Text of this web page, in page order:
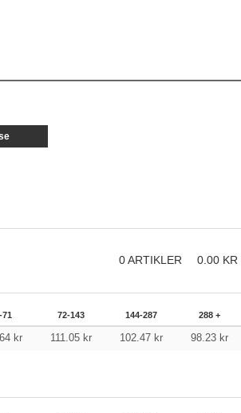
0ARTIKLER 0.00 KR
71 72-143 144-287 288 +
kr 111.05 kr 102.47 kr 98.23 kr